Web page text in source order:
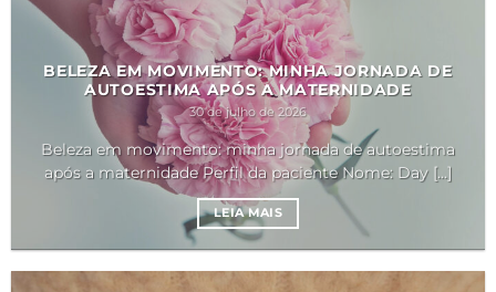
BELEZA EM MOVIMENTO: MINHA JORNADA DE
AUTOESTIMA APÓS A MATERNIDADE
30 de julho de 2026
Beleza em movimento: minha jornada de autoestima
após a maternidade Perfil da paciente Nome: Day [...]
LEIA MAIS